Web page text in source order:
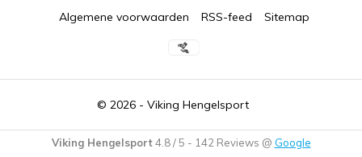
© 2026 - Viking Hengelsport
Algemene voorwaarden RSS-feed Sitemap
Viking Hengelsport4.8/5 - 142 Reviews @ Google